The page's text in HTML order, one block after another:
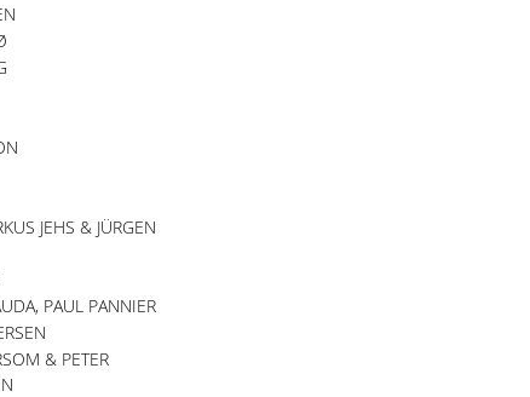
JEHS & JÜRGEN
PAUL PANNIER
& PETER